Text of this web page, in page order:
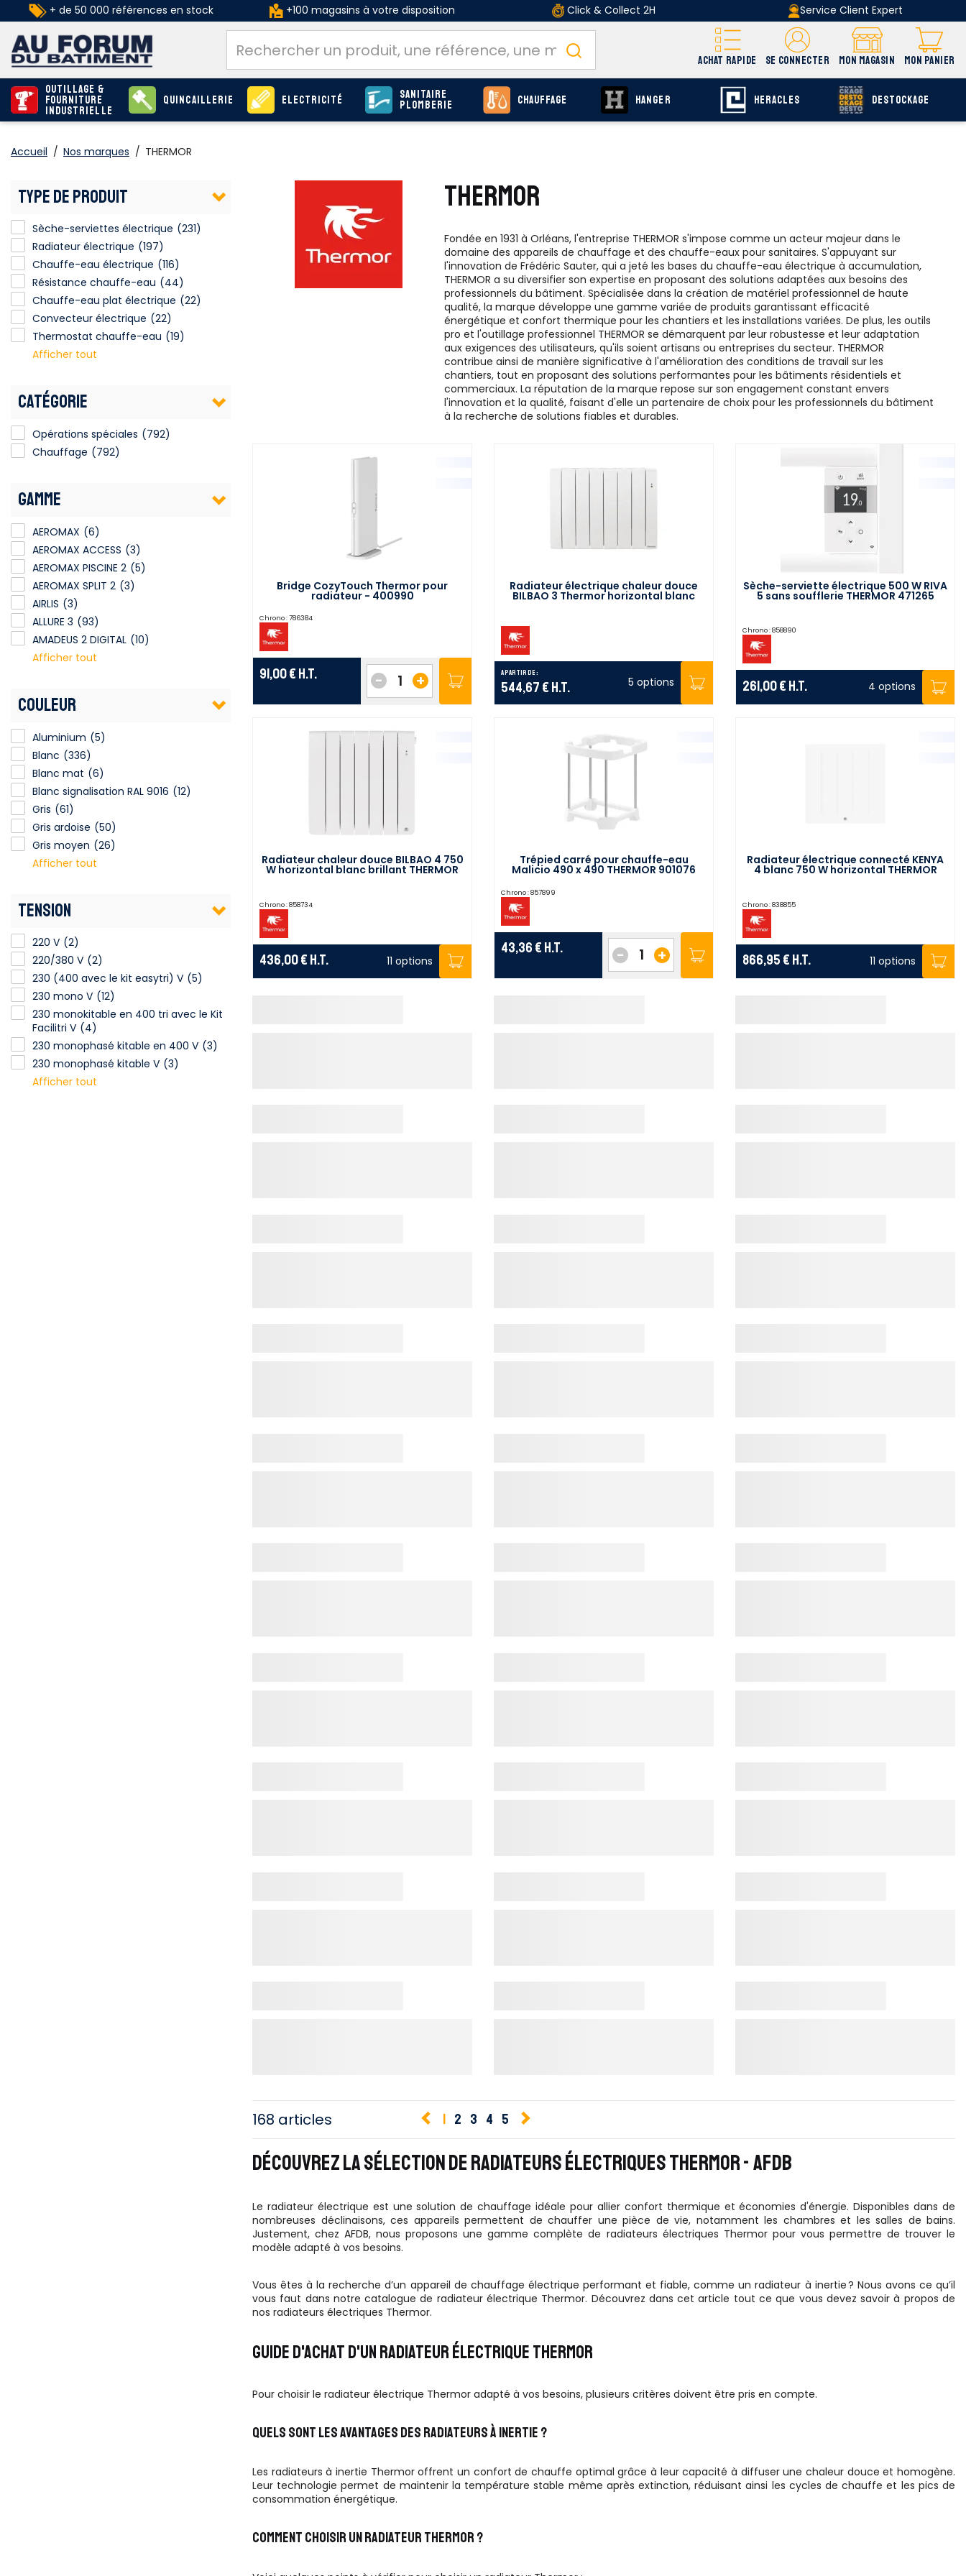
+ de 50 000 références en stock +100 magasins à votre disposition Click & Collect 2H Service Client Expert
ACHAT RAPIDE SE CONNECTER MON MAGASIN MON PANIER
Outillage &
Fourniture
industrielle
Quincaillerie Electricité Sanitaire
Plomberie Chauffage HANGER HERACLES DESTOCKAGE
Accueil / Nos marques / THERMOR
TYPE DE PRODUIT
Sèche-serviettes électrique (231)
Radiateur électrique (197)
Chauffe-eau électrique (116)
Résistance chauffe-eau (44)
Chauffe-eau plat électrique (22)
Convecteur électrique (22)
Thermostat chauffe-eau (19)
Afficher tout
CATÉGORIE
Opérations spéciales (792)
Chauffage (792)
GAMME
AEROMAX (6)
AEROMAX ACCESS (3)
AEROMAX PISCINE 2 (5)
AEROMAX SPLIT 2 (3)
AIRLIS (3)
ALLURE 3 (93)
AMADEUS 2 DIGITAL (10)
Afficher tout
COULEUR
Aluminium (5)
Blanc (336)
Blanc mat (6)
Blanc signalisation RAL 9016 (12)
Gris (61)
Gris ardoise (50)
Gris moyen (26)
Afficher tout
TENSION
220 V (2)
220/380 V (2)
230 (400 avec le kit easytri) V (5)
230 mono V (12)
230 monokitable en 400 tri avec le Kit
Facilitri V (4)
230 monophasé kitable en 400 V (3)
230 monophasé kitable V (3)
Afficher tout
THERMOR
Fondée en 1931 à Orléans, l'entreprise THERMOR s'impose comme un acteur majeur dans le
domaine des appareils de chauffage et des chauffe-eaux pour sanitaires. S'appuyant sur
l'innovation de Frédéric Sauter, qui a jeté les bases du chauffe-eau électrique à accumulation,
THERMOR a su diversifier son expertise en proposant des solutions adaptées aux besoins des
professionnels du bâtiment. Spécialisée dans la création de matériel professionnel de haute
qualité, la marque développe une gamme variée de produits garantissant efficacité
énergétique et confort thermique pour les chantiers et les installations variées. De plus, les outils
pro et l'outillage professionnel THERMOR se démarquent par leur robustesse et leur adaptation
aux exigences des utilisateurs, qu'ils soient artisans ou entreprises du secteur. THERMOR
contribue ainsi de manière significative à l'amélioration des conditions de travail sur les
chantiers, tout en proposant des solutions performantes pour les bâtiments résidentiels et
commerciaux. La réputation de la marque repose sur son engagement constant envers
l'innovation et la qualité, faisant d'elle un partenaire de choix pour les professionnels du bâtiment
à la recherche de solutions fiables et durables.
Bridge CozyTouch Thermor pour
radiateur - 400990
Chrono :786384
91,00 € H.T. +
-
Radiateur électrique chaleur douce
BILBAO 3 Thermor horizontal blanc
A partir de :
544,67 € H.T. 5 options
Sèche-serviette électrique 500 W RIVA
5 sans soufflerie THERMOR 471265
Chrono :858890
261,00 € H.T. 4 options
Radiateur chaleur douce BILBAO 4 750
W horizontal blanc brillant THERMOR
Chrono :858734
436,00 € H.T. 11 options
Trépied carré pour chauffe-eau
Malicio 490 x 490 THERMOR 901076
Chrono :857899
43,36 € H.T. +
-
Radiateur électrique connecté KENYA
4 blanc 750 W horizontal THERMOR
Chrono :838855
866,95 € H.T. 11 options
168 articles 1 2 3 4 5
DÉCOUVREZ LA SÉLECTION DE RADIATEURS ÉLECTRIQUES THERMOR - AFDB
Le radiateur électrique est une solution de chauffage idéale pour allier confort thermique et économies d'énergie. Disponibles dans de
nombreuses déclinaisons, ces appareils permettent de chauffer une pièce de vie, notamment les chambres et les salles de bains.
Justement, chez AFDB, nous proposons une gamme complète de radiateurs électriques Thermor pour vous permettre de trouver le
modèle adapté à vos besoins.
Vous êtes à la recherche d’un appareil de chauffage électrique performant et fiable, comme un radiateur à inertie ? Nous avons ce qu’il
vous faut dans notre catalogue de radiateur électrique Thermor. Découvrez dans cet article tout ce que vous devez savoir à propos de
nos radiateurs électriques Thermor.
GUIDE D'ACHAT D'UN RADIATEUR ÉLECTRIQUE THERMOR
Pour choisir le radiateur électrique Thermor adapté à vos besoins, plusieurs critères doivent être pris en compte.
QUELS SONT LES AVANTAGES DES RADIATEURS À INERTIE ?
Les radiateurs à inertie Thermor offrent un confort de chauffe optimal grâce à leur capacité à diffuser une chaleur douce et homogène.
Leur technologie permet de maintenir la température stable même après extinction, réduisant ainsi les cycles de chauffe et les pics de
consommation énergétique.
COMMENT CHOISIR UN RADIATEUR THERMOR ?